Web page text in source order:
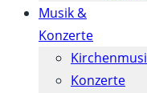
Musik &
Konzerte
Konzerte